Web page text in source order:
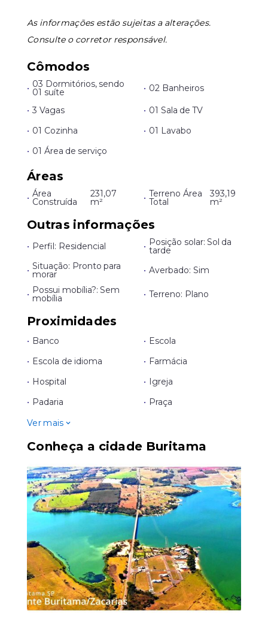
As informações estão sujeitas a alterações.
Consulte o corretor responsável.
Cômodos
• 03 Dormitórios, sendo
01 suíte • 02 Banheiros
• 3 Vagas • 01 Sala de TV
• 01 Cozinha • 01 Lavabo
• 01 Área de serviço
Áreas
• Área
Construída
231,07
m² • Terreno Área
Total
393,19
m²
Outras informações
• Perfil: Residencial • Posição solar: Sol da
tarde
• Situação: Pronto para
morar • Averbado: Sim
• Possui mobília?: Sem
mobília • Terreno: Plano
Proximidades
• Banco • Escola
• Escola de idioma • Farmácia
• Hospital • Igreja
• Padaria • Praça
Ver mais
Conheça a cidade Buritama